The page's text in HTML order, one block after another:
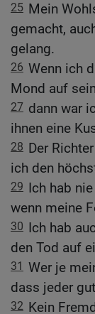
25 Mein
gemacht,
gelang.
26 Wenn ich
Mond auf
27 dann war
ihnen eine
28 Der
ich den
29 Ich hab
wenn meine
30 Ich hab
den Tod auf
31 Wer je
dass jeder
32 Kein